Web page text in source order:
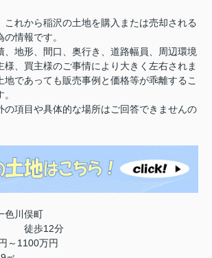
これから稲沢の土地を購入または売却される
情報です。
、地形、間口、奥行き、道路幅員、周辺環境
様、買主様のご事情により大きく左右されま
地であっても販売事例と価格等が乖離するこ
の項目や具体的な場所はご回答できませんの
色川俣町
徒歩12分
～1100万円